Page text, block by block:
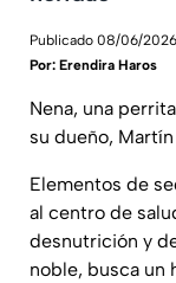
Publicado 08/06/
Por: Erendira Haros
Nena, una
su dueño,
Elementos de
al centro de
desnutrición y
noble, busca un